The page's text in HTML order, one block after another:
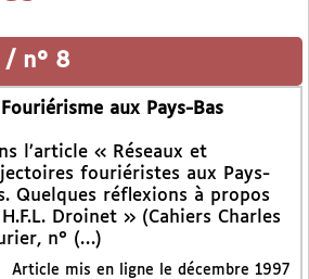
/ n° 8
Fouriérisme aux Pays-Bas
l’article « Réseaux et
fouriéristes aux Pays-
Quelques réflexions à propos
Droinet » (Cahiers Charles
n° (…)
Article mis en ligne le décembre 1997